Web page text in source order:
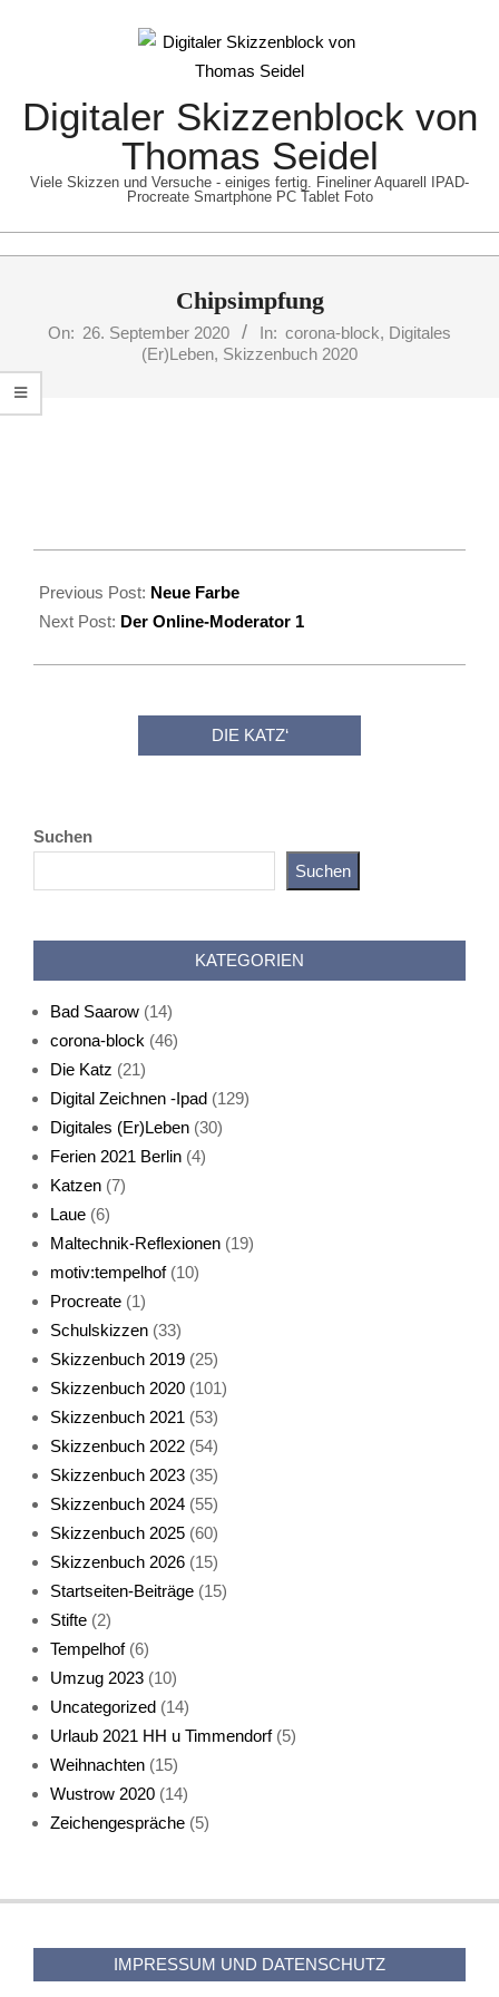
Digitaler Skizzenblock von
Thomas Seidel
Viele Skizzen und Versuche - einiges fertig. Fineliner Aquarell IPAD-
Procreate Smartphone PC Tablet Foto
Chipsimpfung
On: 26. September 2020 In: corona-block, Digitales
(Er)Leben, Skizzenbuch 2020
09-
26
Previous Post: Neue Farbe
Next Post: Der Online-Moderator 1
DIE KATZ‘
Live-Cat
Katze sturmerprobt
Suchen
Suchen
KATEGORIEN
Bad Saarow (14)
corona-block (46)
Die Katz (21)
Digital Zeichnen -Ipad (129)
Digitales (Er)Leben (30)
Ferien 2021 Berlin (4)
Katzen (7)
Laue (6)
Maltechnik-Reflexionen (19)
motiv:tempelhof(10)
Procreate (1)
Schulskizzen (33)
Skizzenbuch 2019 (25)
Skizzenbuch 2020 (101)
Skizzenbuch 2021 (53)
Skizzenbuch 2022 (54)
Skizzenbuch 2023 (35)
Skizzenbuch 2024 (55)
Skizzenbuch 2025 (60)
Skizzenbuch 2026 (15)
Startseiten-Beiträge (15)
Stifte (2)
Tempelhof(6)
Umzug 2023 (10)
Uncategorized (14)
Urlaub 2021 HH u Timmendorf(5)
Weihnachten (15)
Wustrow 2020 (14)
Zeichengespräche (5)
IMPRESSUM UND DATENSCHUTZ